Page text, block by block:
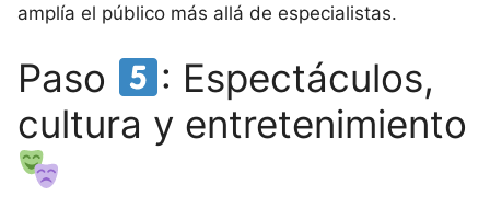
amplía el público más allá de especialistas.
Paso
: Espectáculos,
cultura y entretenimiento